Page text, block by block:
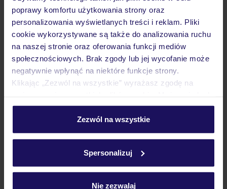
poprawy komfortu użytkowania strony oraz
personalizowania wyświetlanych treści i reklam. Pliki
cookie wykorzystywane są także do analizowania ruchu
na naszej stronie oraz oferowania funkcji mediów
społecznościowych. Brak zgody lub jej wycofanie może
negatywnie wpłynąć na niektóre funkcje strony.
Klikając „Zezwól na wszystkie” wyrażasz zgodę na
personalizować swój wybór wchodząc w zakładkę
Szczegółowe informacje o plikach cookie znajdziesz
Zezwól na wszystkie
Spersonalizuj
Nie zezwalaj
Hotel
Opinie
Pokoje
Atrakcje